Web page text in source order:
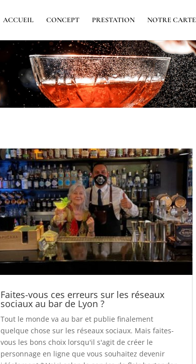
ACCUEIL CONCEPT PRESTATION NOTRE CARTE
Faites-vous ces erreurs sur les réseaux
sociaux au bar de Lyon ?
Tout le monde va au bar et publie finalement
quelque chose sur les réseaux sociaux. Mais faites-
vous les bons choix lorsqu'il s'agit de créer le
personnage en ligne que vous souhaitez devenir